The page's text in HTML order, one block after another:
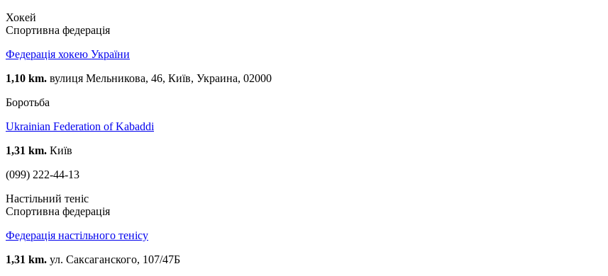
Хокей
Спортивна федерація
Федерація хокею України
1,10 km. вулиця Мельникова, 46, Київ, Украина, 02000
Боротьба
Ukrainian Federation of Kabaddi
1,31 km. Київ
(099) 222-44-13
Настільний теніс
Спортивна федерація
Федерація настільного тенісу
1,31 km. ул. Саксаганского, 107/47Б